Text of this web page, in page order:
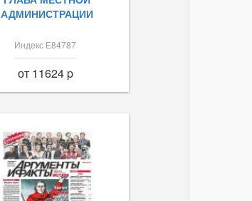
АДМИНИСТРАЦИИ
Индекс Е84787
от 11624 p